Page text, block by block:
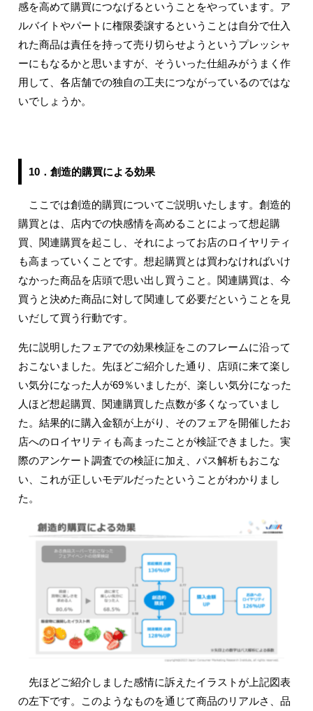
感を高めて購買につなげるということをやっています。ア
ルバイトやパートに権限委譲するということは自分で仕入
れた商品は責任を持って売り切らせようというプレッシャ
ーにもなるかと思いますが、そういった仕組みがうまく作
用して、各店舗での独自の工夫につながっているのではな
いでしょうか。
10．創造的購買による効果
ここでは創造的購買についてご説明いたします。創造的
購買とは、店内での快感情を高めることによって想起購
買、関連購買を起こし、それによってお店のロイヤリティ
も高まっていくことです。想起購買とは買わなければいけ
なかった商品を店頭で思い出し買うこと。関連購買は、今
買うと決めた商品に対して関連して必要だということを見
いだして買う行動です。
先に説明したフェアでの効果検証をこのフレームに沿って
おこないました。先ほどご紹介した通り、店頭に来て楽し
い気分になった人が69％いましたが、楽しい気分になった
人ほど想起購買、関連購買した点数が多くなっていまし
た。結果的に購入金額が上がり、そのフェアを開催したお
店へのロイヤリティも高まったことが検証できました。実
際のアンケート調査での検証に加え、パス解析もおこな
い、これが正しいモデルだったということがわかりまし
た。
先ほどご紹介しました感情に訴えたイラストが上記図表
の左下です。このようなものを通じて商品のリアルさ、品